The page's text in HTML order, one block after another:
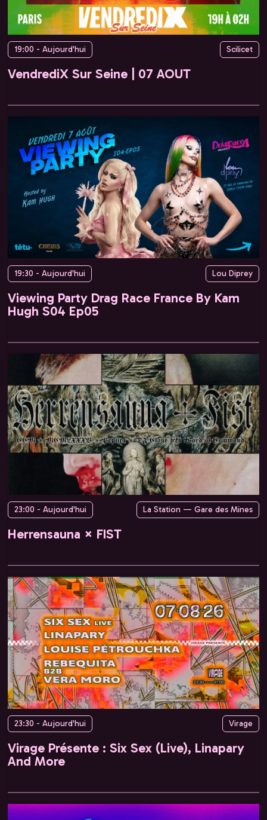
19:00 - Aujourd'hui Scilicet
VendrediX Sur Seine | 07 AOUT
19:30 - Aujourd'hui Lou Diprey
Viewing Party Drag Race France By Kam
Hugh S04 Ep05
23:00 - Aujourd'hui La Station — Gare des Mines
Herrensauna × FIST
23:30 - Aujourd'hui Virage
Virage Présente : Six Sex (Live), Linapary
And More